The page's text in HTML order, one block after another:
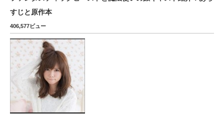
すじと原作本
406,577ビュー